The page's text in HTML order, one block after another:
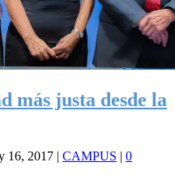
más justa desde la
16, 2017 | CAMPUS | 0